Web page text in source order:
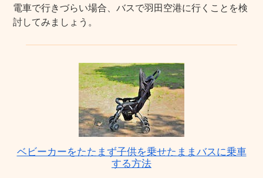
電車で行きづらい場合、バスで羽田空港に行くことを検
討してみましょう。
ベビーカーをたたまず子供を乗せたままバスに乗車
する方法